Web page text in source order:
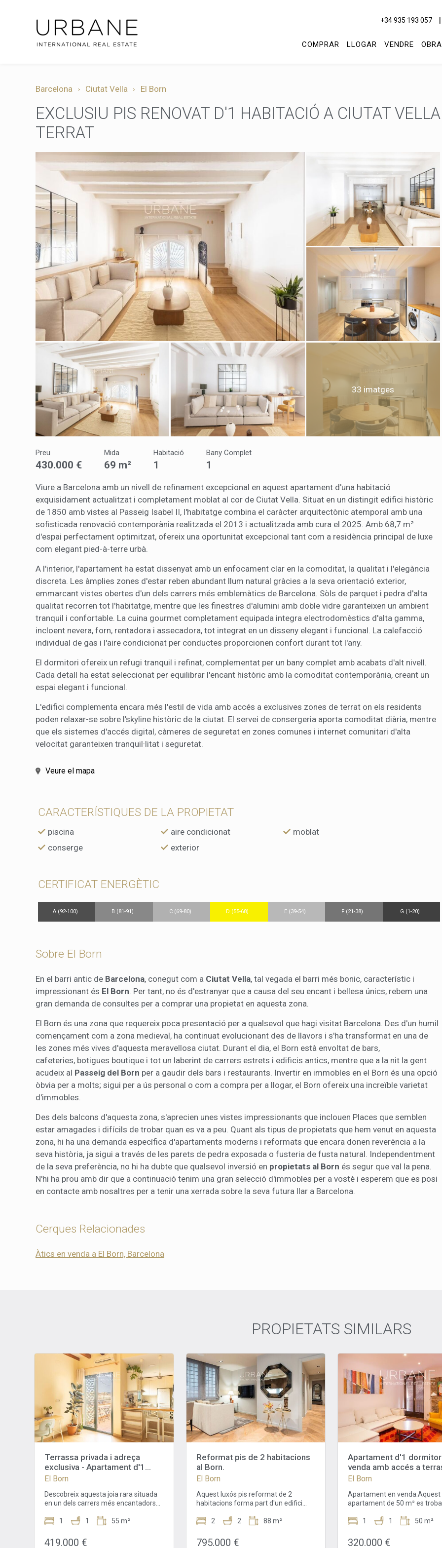
+34 935 193 057
COMPRAR LLOGAR VENDRE
Barcelona Ciutat Vella El Born
EXCLUSIU PIS RENOVAT D'1 HABITACIÓ A CIUTAT
TERRAT
33 imatges
Preu
430.000 €
Mida
69 m²
Habitació
1
Bany Complet
1
Viure a Barcelona amb un nivell de refinament excepcional en aquest apartament d'una habitació
exquisidament actualitzat i completament moblat al cor de Ciutat Vella. Situat en un distingit edifici històric
de 1850 amb vistes al Passeig Isabel II, l'habitatge combina el caràcter arquitectònic atemporal amb una
sofisticada renovació contemporània realitzada el 2013 i actualitzada amb cura el 2025. Amb 68,7 m²
d'espai perfectament optimitzat, ofereix una oportunitat excepcional tant com a residència principal de luxe
com elegant pied-à-terre urbà.
A l'interior, l'apartament ha estat dissenyat amb un enfocament clar en la comoditat, la qualitat i l'elegància
discreta. Les àmplies zones d'estar reben abundant llum natural gràcies a la seva orientació exterior,
emmarcant vistes obertes d'un dels carrers més emblemàtics de Barcelona. Sòls de parquet i pedra d'alta
qualitat recorren tot l'habitatge, mentre que les finestres d'alumini amb doble vidre garanteixen un ambient
tranquil i confortable. La cuina gourmet completament equipada integra electrodomèstics d'alta gamma,
incloent nevera, forn, rentadora i assecadora, tot integrat en un disseny elegant i funcional. La calefacció
individual de gas i l'aire condicionat per conductes proporcionen confort durant tot l'any.
El dormitori ofereix un refugi tranquil i refinat, complementat per un bany complet amb acabats d'alt nivell.
Cada detall ha estat seleccionat per equilibrar l'encant històric amb la comoditat contemporània, creant un
espai elegant i funcional.
L'edifici complementa encara més l'estil de vida amb accés a exclusives zones de terrat on els residents
poden relaxar-se sobre l'skyline històric de la ciutat. El servei de consergeria aporta comoditat diària, mentre
que els sistemes d'accés digital, càmeres de seguretat en zones comunes i internet comunitari d'alta
velocitat garanteixen tranquil·litat i seguretat.
Veure el mapa
CARACTERÍSTIQUES DE LA PROPIETAT
piscina aire condicionat
moblat
conserge
exterior
CERTIFICAT ENERGÈTIC
A (92-100) B (81-91) C (69-80) D (55-68) E (39-54) F (21-38) G (1-20)
Sobre El Born
En el barri antic de Barcelona, conegut com a Ciutat Vella, tal vegada el barri més bonic, característic i
impressionant és El Born. Per tant, no és d'estranyar que a causa del seu encant i bellesa únics, rebem una
gran demanda de consultes per a comprar una propietat en aquesta zona.
El Born és una zona que requereix poca presentació per a qualsevol que hagi visitat Barcelona. Des d'un humil
començament com a zona medieval, ha continuat evolucionant des de llavors i s'ha transformat en una de
les zones més vives d'aquesta meravellosa ciutat. Durant el dia, el Born està envoltat de bars,
cafeteries, botigues boutique i tot un laberint de carrers estrets i edificis antics, mentre que a la nit la gent
acudeix al Passeig del Born per a gaudir dels bars i restaurants. Invertir en immobles en el Born és una opció
òbvia per a molts; sigui per a ús personal o com a compra per a llogar, el Born ofereix una increïble varietat
d'immobles.
Des dels balcons d'aquesta zona, s'aprecien unes vistes impressionants que inclouen Places que semblen
estar amagades i difícils de trobar quan es va a peu. Quant als tipus de propietats que hem venut en aquesta
zona, hi ha una demanda específica d'apartaments moderns i reformats que encara donen reverència a la
seva història, ja sigui a través de les parets de pedra exposada o fusteria de fusta natural. Independentment
de la seva preferència, no hi ha dubte que qualsevol inversió en propietats al Born és segur que val la pena.
N'hi ha prou amb dir que a continuació tenim una gran selecció d'immobles per a vostè i esperem que es posi
en contacte amb nosaltres per a tenir una xerrada sobre la seva futura llar a Barcelona.
Cerques Relacionades
Àtics en venda a El Born, Barcelona
PROPIETATS SIMILARS
Terrassa privada i adreça
exclusiva - Apartament d'1
habitació al cor d'El Born
El Born
Descobreix aquesta joia rara situada
en un dels carrers més encantadors
apartament d'1 habitació amb
de Barcelona. Aquest apartament
1 1 55 m²
419.000 €
Reformat pis de 2 habitacions
al Born.
El Born
Aquest luxós pis reformat de 2
habitacions forma part d'un edifici
Born. Aquesta propietat té una
troba a l'Avinguda del Mar, que separa
2 2 88 m²
795.000 €
Apartament d'1
venda amb accés a
comunitària – El Born
El Born
Apartament en venda.Aquest
apartament de 50 m² es
al cor del Born, un dels barris
passos del carrer Princesa i
1 1 50 m²
320.000 €
Modificar cookies
Tècniques i funcionals Sempre
Aquest lloc web utilitza cookies pròpies per recopilar informació amb la finalitat
millorar els nostres serveis. Si continua navegant, suposa l'acceptació de la
de les mateixes. L'usuari té la possibilitat de configurar el navegador podent, si
desitja, impedir que siguin instal·lades al disc dur, encara que haurà de tenir en
compte que aquesta acció podrà ocasionar dificultats de navegació de la
Analítiques i personalització
Permeten fer el seguiment i l'anàlisi del comportament dels usuaris d'aquest
La informació recollida mitjançant aquest tipus de cookies s'utilitza en el
introduir millores en funció de l'anàlisi de les dades d'ús que fan els usuaris del
Permeten desar la informació de preferència de l'usuari per millorar la qualitat
nostres serveis i oferir una millor experiència a través de productes
Marketing i publicitat
Aquestes cookies són utilitzades per emmagatzemar informació sobre les
preferències i les eleccions personals de l'usuari a través de l'observació
dels seus hàbits de navegació. Gràcies a elles, podem conèixer els hàbits de
l'usuari.